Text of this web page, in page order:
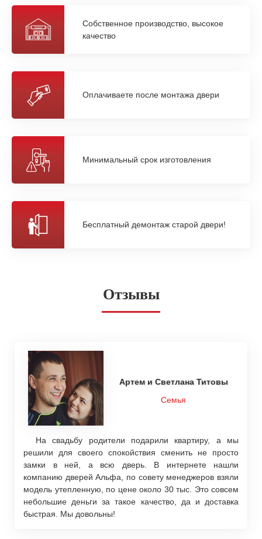
Собственное производство, высокое
качество
Оплачиваете после монтажа двери
Минимальный срок изготовления
Бесплатный демонтаж старой двери!
Отзывы
Артем и Светлана Титовы
Семья
На свадьбу родители подарили квартиру, а мы
решили для своего спокойствия сменить не просто
замки в ней, а всю дверь. В интернете нашли
компанию дверей Альфа, по совету менеджеров взяли
модель утепленную, по цене около 30 тыс. Это совсем
небольшие деньги за такое качество, да и доставка
быстрая. Мы довольны!